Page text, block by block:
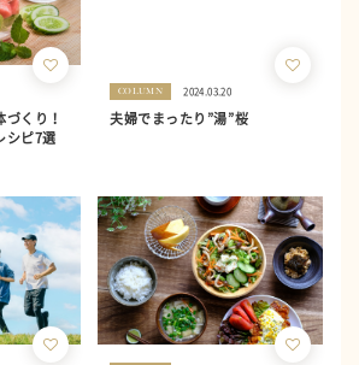
くり！
シピ7選
COLUMN 2024.03.20
夫婦でまったり”湯”桜